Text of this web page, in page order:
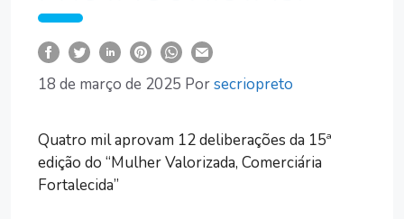
18 de março de 2025 Porsecriopreto
Quatro mil aprovam 12 deliberações da 15ª
edição do “Mulher Valorizada, Comerciária
Fortalecida”